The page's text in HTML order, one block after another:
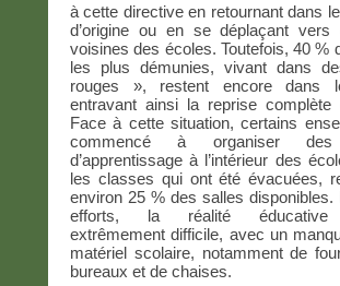
à cette directive en retournant dans
d’origine ou en se déplaçant vers
voisines des écoles. Toutefois, 40 %
les plus démunies, vivant dans
rouges », restent encore dans
entravant ainsi la reprise complète
Face à cette situation, certains
commencé à organiser des
d’apprentissage à l’intérieur des
les classes qui ont été évacuées,
environ 25 % des salles disponibles.
efforts, la réalité éducative
extrêmement difficile, avec un
matériel scolaire, notamment de
bureaux et de chaises.